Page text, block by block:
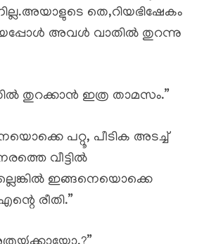
തെ,റിയഭിഷേകം
അവൾ വാതിൽ തുറന്നു
തുറക്കാൻ ഇത്ര താമസം.”
പറ്റൂ, പീടിക അടച്ച്
വീട്ടിൽ
ഇങ്ങനെയൊക്കെ
രീതി.”